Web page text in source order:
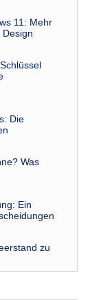
11: Mehr
Die
Was
Ein
zu